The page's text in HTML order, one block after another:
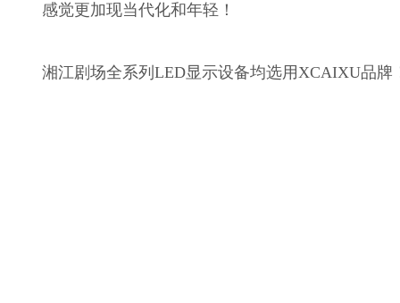
感觉更加现当代化和年轻！
湘江剧场全系列LED显示设备均选用XCAIXU品牌